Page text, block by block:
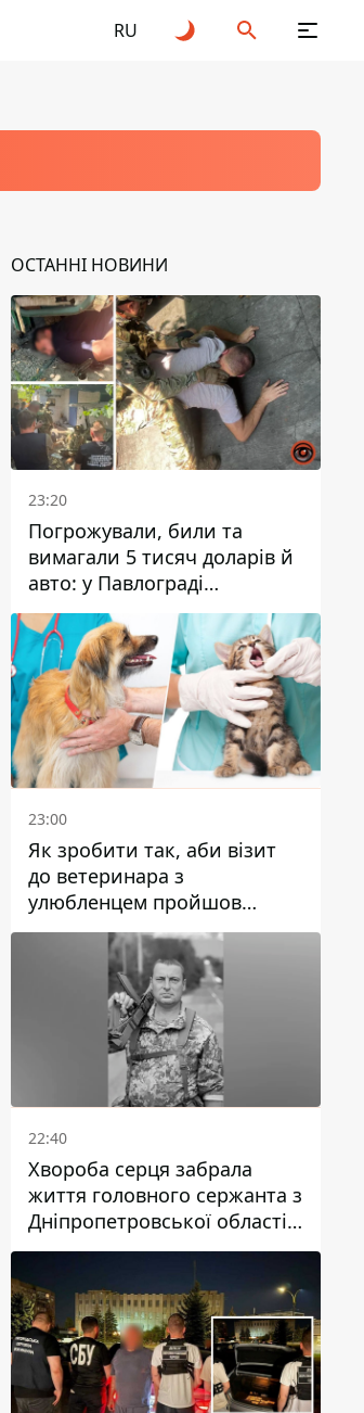
RU
ОСТАННІ НОВИНИ
23:20
Погрожували, били та
вимагали 5 тисяч доларів й
авто: у Павлограді
затримали двох чоловіків
23:00
Як зробити так, аби візит
до ветеринара з
улюбленцем пройшов
спокійно: прості поради
22:40
Хвороба серця забрала
життя головного сержанта з
Дніпропетровської області
Юрія Свистуна